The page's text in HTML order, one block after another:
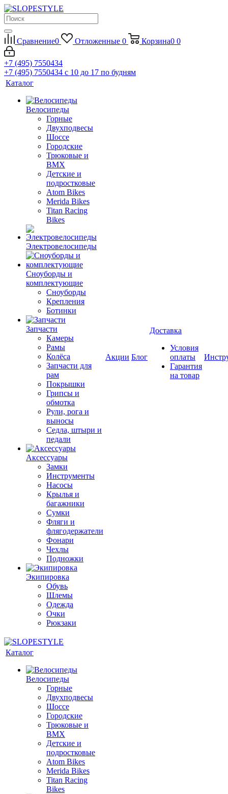
Сравнение0 Отложенные 0 Корзина0 0
+7 (495) 7550434
+7 (495) 7550434 с 10 до 17 по будням
Каталог
Велосипеды
Горные
Двухподвесы
Шоссе
Городские
Трюковые и
BMX
Детские и
подростковые
Atom Bikes
Merida Bikes
Titan Racing
Bikes
Электровелосипеды
Cноуборды и
комплектующие
Сноуборды
Крепления
Ботинки
Запчасти
Камеры
Рамы
Колёса
Запчасти для
рам
Покрышки
Грипсы и
обмотка
Рули, рога и
выносы
Седла, штыри и
педали
Аксессуары
Замки
Инструменты
Насосы
Крылья и
багажники
Сумки
Фляги и
флягодержатели
Фонари
Чехлы
Подножки
Экипировка
Обувь
Шлемы
Одежда
Очки
Рюкзаки
Акции Блог
Доставка
Условия
оплаты
Гарантия
на товар
Каталог
Велосипеды
Горные
Двухподвесы
Шоссе
Городские
Трюковые и
BMX
Детские и
подростковые
Atom Bikes
Merida Bikes
Titan Racing
Bikes